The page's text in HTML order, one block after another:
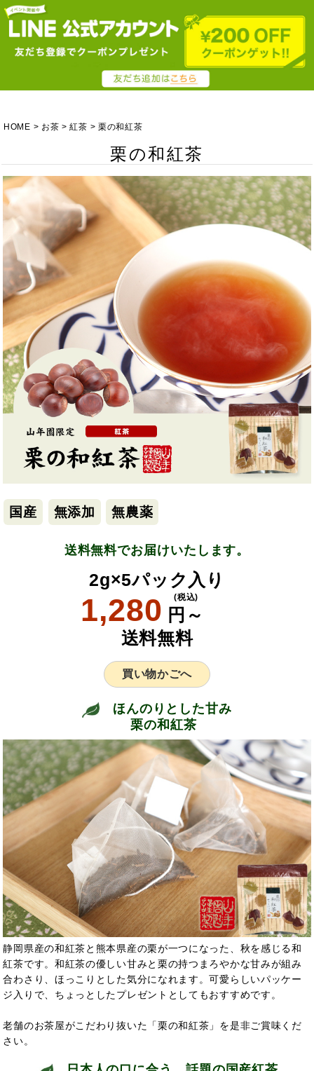
HOME お茶 紅茶 栗の和紅茶
栗の和紅茶
国産 無添加 無農薬
送料無料でお届けいたします。
2g×5パック入り
1,280 円～
(税込)
送料無料
買い物かごへ
ほんのりとした甘み
栗の和紅茶
静岡県産の和紅茶と熊本県産の栗が一つになった、秋を感じる和
紅茶です。和紅茶の優しい甘みと栗の持つまろやかな甘みが組み
合わさり、ほっこりとした気分になれます。可愛らしいパッケー
ジ入りで、ちょっとしたプレゼントとしてもおすすめです。
老舗のお茶屋がこだわり抜いた「栗の和紅茶」を是非ご賞味くだ
さい。